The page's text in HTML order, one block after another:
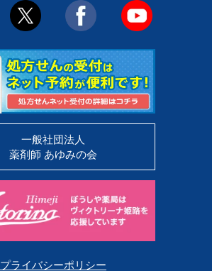
一般社団法人
薬剤師 あゆみの会
プライバシーポリシー